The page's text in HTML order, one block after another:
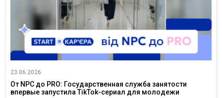
23.06.2026
От NPC до PRO: Государственная служба занятости
впервые запустила TikTok-сериал для молодежи